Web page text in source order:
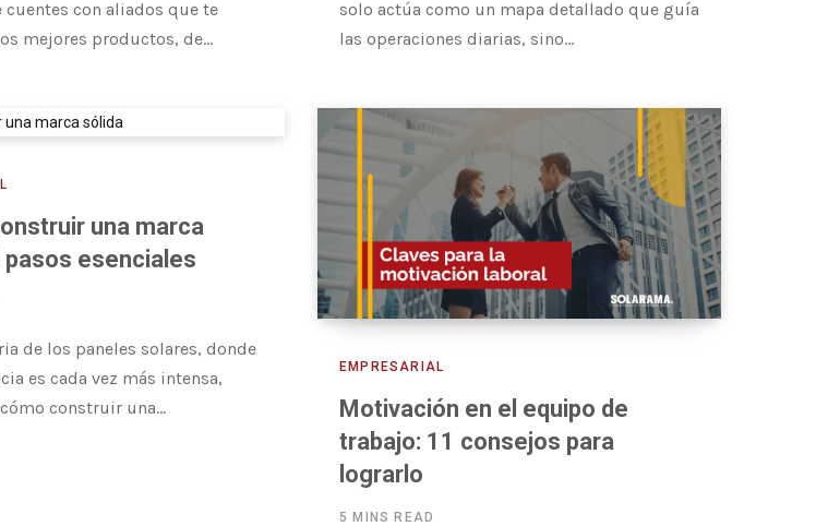
cuentes con aliados que te
mejores productos, de…
solo actúa como un mapa detallado que guía
las operaciones diarias, sino…
una marca
pasos esenciales
de los paneles solares, donde
es cada vez más intensa,
construir una…
EMPRESARIAL
Motivación en el equipo de
trabajo: 11 consejos para
lograrlo
5 MINS READ